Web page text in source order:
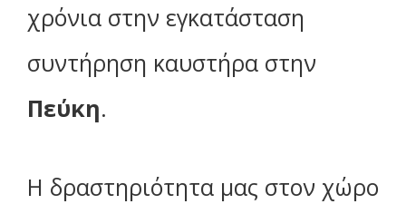
χρόνια στην εγκατάσταση
συντήρηση καυστήρα στην
Πεύκη.
Η δραστηριότητα μας στον χώρο